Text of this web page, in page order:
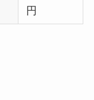
円